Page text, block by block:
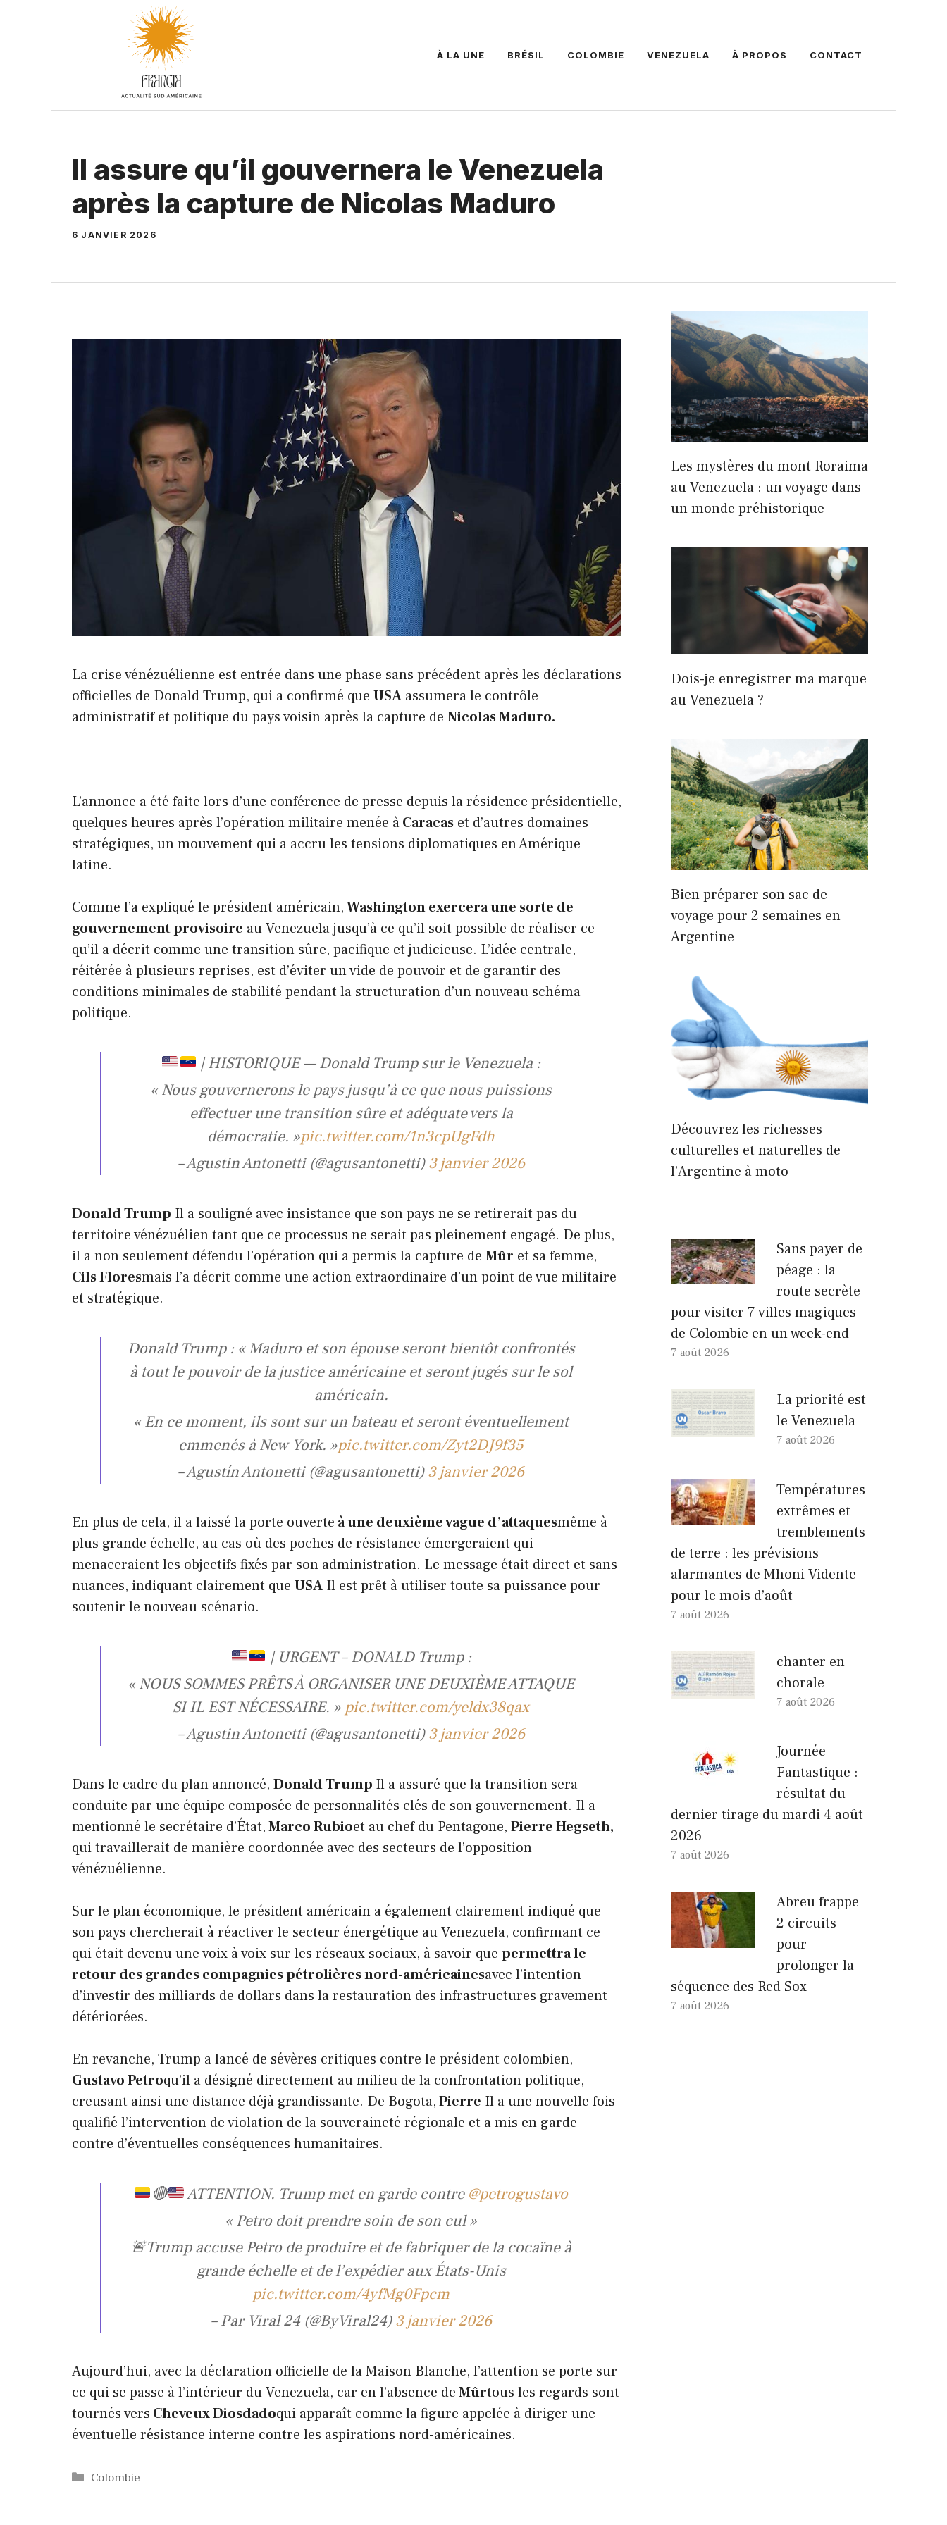
À LA UNE BRÉSIL COLOMBIE VENEZUELA À PROPOS CONTACT
Il assure qu’il gouvernera le Venezuela
après la capture de Nicolas Maduro
6 JANVIER 2026
La crise vénézuélienne est entrée dans une phase sans précédent après les déclarations
officielles de Donald Trump, qui a confirmé que USA assumera le contrôle
administratif et politique du pays voisin après la capture de Nicolas Maduro.
L’annonce a été faite lors d’une conférence de presse depuis la résidence présidentielle,
quelques heures après l’opération militaire menée àCaracas et d’autres domaines
stratégiques, un mouvement qui a accru les tensions diplomatiques en Amérique
latine.
Comme l’a expliqué le président américain,Washington exercera une sorte de
gouvernement provisoire au Venezuela jusqu’à ce qu’il soit possible de réaliser ce
qu’il a décrit comme une transition sûre, pacifique et judicieuse. L’idée centrale,
réitérée à plusieurs reprises, est d’éviter un vide de pouvoir et de garantir des
conditions minimales de stabilité pendant la structuration d’un nouveau schéma
politique.
| HISTORIQUE — Donald Trump sur le Venezuela :
« Nous gouvernerons le pays jusqu’à ce que nous puissions
effectuer une transition sûre et adéquate vers la
démocratie. »pic.twitter.com/1n3cpUgFdh
– Agustin Antonetti (@agusantonetti)3 janvier 2026
Donald Trump Il a souligné avec insistance que son pays ne se retirerait pas du
territoire vénézuélien tant que ce processus ne serait pas pleinement engagé. De plus,
il a non seulement défendu l’opération qui a permis la capture de Mûr et sa femme,
Cils Floresmais l’a décrit comme une action extraordinaire d’un point de vue militaire
et stratégique.
Donald Trump : « Maduro et son épouse seront bientôt confrontés
à tout le pouvoir de la justice américaine et seront jugés sur le sol
américain.
« En ce moment, ils sont sur un bateau et seront éventuellement
emmenés à New York. »pic.twitter.com/Zyt2DJ9f35
– Agustín Antonetti (@agusantonetti)3 janvier 2026
En plus de cela, il a laissé la porte ouverte à une deuxième vague d’attaquesmême à
plus grande échelle, au cas où des poches de résistance émergeraient qui
menaceraient les objectifs fixés par son administration. Le message était direct et sans
nuances, indiquant clairement que USA Il est prêt à utiliser toute sa puissance pour
soutenir le nouveau scénario.
| URGENT – DONALD Trump :
« NOUS SOMMES PRÊTS À ORGANISER UNE DEUXIÈME ATTAQUE
SI IL EST NÉCESSAIRE. » pic.twitter.com/yeldx38qax
– Agustin Antonetti (@agusantonetti)3 janvier 2026
Dans le cadre du plan annoncé, Donald Trump Il a assuré que la transition sera
conduite par une équipe composée de personnalités clés de son gouvernement. Il a
mentionné le secrétaire d’État,Marco Rubioet au chef du Pentagone, Pierre Hegseth,
qui travaillerait de manière coordonnée avec des secteurs de l’opposition
vénézuélienne.
Sur le plan économique, le président américain a également clairement indiqué que
son pays chercherait à réactiver le secteur énergétique au Venezuela, confirmant ce
qui était devenu une voix à voix sur les réseaux sociaux, à savoir que permettra le
retour des grandes compagnies pétrolières nord-américainesavec l’intention
d’investir des milliards de dollars dans la restauration des infrastructures gravement
détériorées.
En revanche, Trump a lancé de sévères critiques contre le président colombien,
Gustavo Petroqu’il a désigné directement au milieu de la confrontation politique,
creusant ainsi une distance déjà grandissante. De Bogota,Pierre Il a une nouvelle fois
qualifié l’intervention de violation de la souveraineté régionale et a mis en garde
contre d’éventuelles conséquences humanitaires.
🔴 ATTENTION. Trump met en garde contre @petrogustavo
« Petro doit prendre soin de son cul »
🚨Trump accuse Petro de produire et de fabriquer de la cocaïne à
grande échelle et de l’expédier aux États-Unis
pic.twitter.com/4yfMg0Fpcm
– Par Viral 24 (@ByViral24)3 janvier 2026
Aujourd’hui, avec la déclaration officielle de la Maison Blanche, l’attention se porte sur
ce qui se passe à l’intérieur du Venezuela, car en l’absence deMûrtous les regards sont
tournés vers Cheveux Diosdadoqui apparaît comme la figure appelée à diriger une
éventuelle résistance interne contre les aspirations nord-américaines.
Catégories
Colombie
Les mystères du mont Roraima
au Venezuela : un voyage dans
un monde préhistorique
Dois-je enregistrer ma marque
au Venezuela ?
Bien préparer son sac de
voyage pour 2 semaines en
Argentine
Découvrez les richesses
culturelles et naturelles de
l’Argentine à moto
Sans payer de
péage : la
route secrète
pour visiter 7 villes magiques
de Colombie en un week-end
7 août 2026
La priorité est
le Venezuela
7 août 2026
Températures
extrêmes et
tremblements
de terre : les prévisions
alarmantes de Mhoni Vidente
pour le mois d’août
7 août 2026
chanter en
chorale
7 août 2026
Journée
Fantastique :
résultat du
dernier tirage du mardi 4 août
2026
7 août 2026
Abreu frappe
2 circuits
pour
prolonger la
séquence des Red Sox
7 août 2026